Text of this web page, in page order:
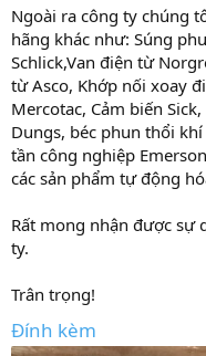
Ngoài ra công ty chúng
hãng khác như: Súng
Schlick,Van điện từ
từ Asco, Khớp nối xoay
Mercotac, Cảm biến
Dungs, béc phun thổi
tần công nghiệp
các sản phẩm tự động
Rất mong nhận được sự
ty.
Trân trọng!
Đính kèm